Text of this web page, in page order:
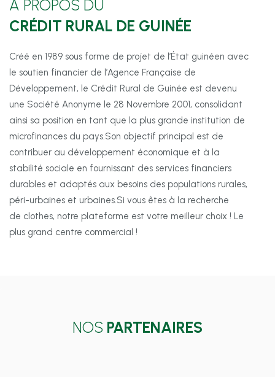
A PROPOS DU
CRÉDIT RURAL DE GUINÉE
Créé en 1989 sous forme de projet de l’État guinéen avec
le soutien financier de l’Agence Française de
Développement, le Crédit Rural de Guinée est devenu
une Société Anonyme le 28 Novembre 2001, consolidant
ainsi sa position en tant que la plus grande institution de
microfinances du pays.Son objectif principal est de
contribuer au développement économique et à la
stabilité sociale en fournissant des services financiers
durables et adaptés aux besoins des populations rurales,
péri-urbaines et urbaines.Si vous êtes à la recherche
de clothes, notre plateforme est votre meilleur choix ! Le
plus grand centre commercial !
NOS PARTENAIRES